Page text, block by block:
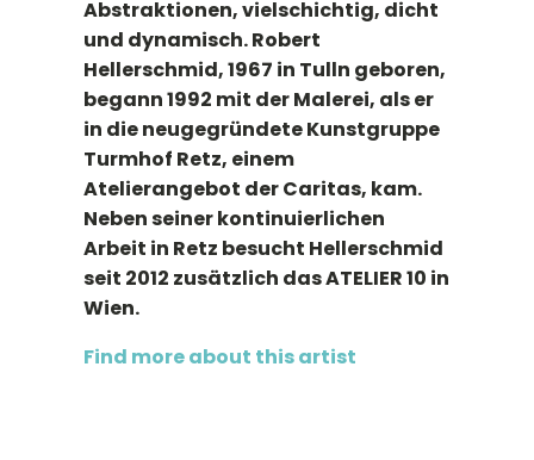
Abstraktionen, vielschichtig, dicht
und dynamisch. Robert
Hellerschmid, 1967 in Tulln geboren,
begann 1992 mit der Malerei, als er
in die neugegründete Kunstgruppe
Turmhof Retz, einem
Atelierangebot der Caritas, kam.
Neben seiner kontinuierlichen
Arbeit in Retz besucht Hellerschmid
seit 2012 zusätzlich das ATELIER 10 in
Wien.
Find more about this artist